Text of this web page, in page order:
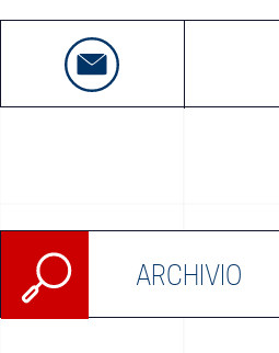
ARCHIVIO